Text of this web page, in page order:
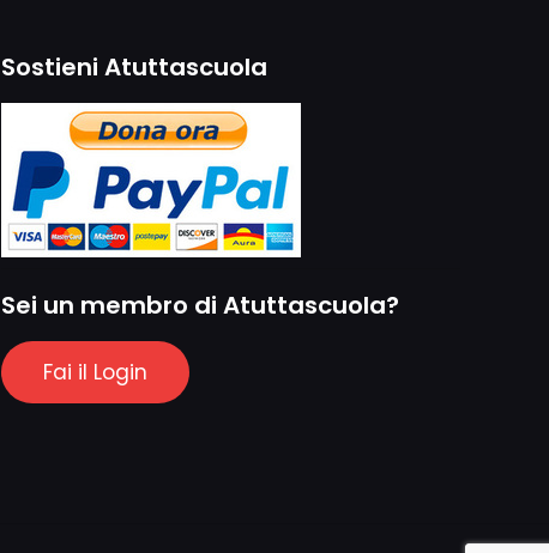
Sostieni Atuttascuola
Sei un membro di Atuttascuola?
Fai il Login